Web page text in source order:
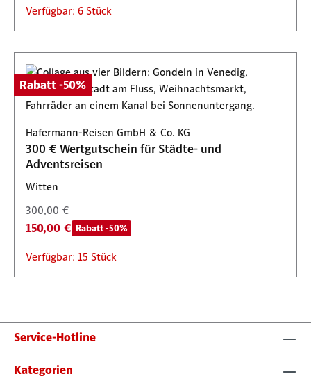
Verfügbar: 6 Stück
Rabatt -50%
Hafermann-Reisen GmbH & Co. KG
300 € Wertgutschein für Städte- und
Adventsreisen
Witten
300,00 €
150,00 € Rabatt -50%
Verfügbar: 15 Stück
Service-Hotline
Kategorien